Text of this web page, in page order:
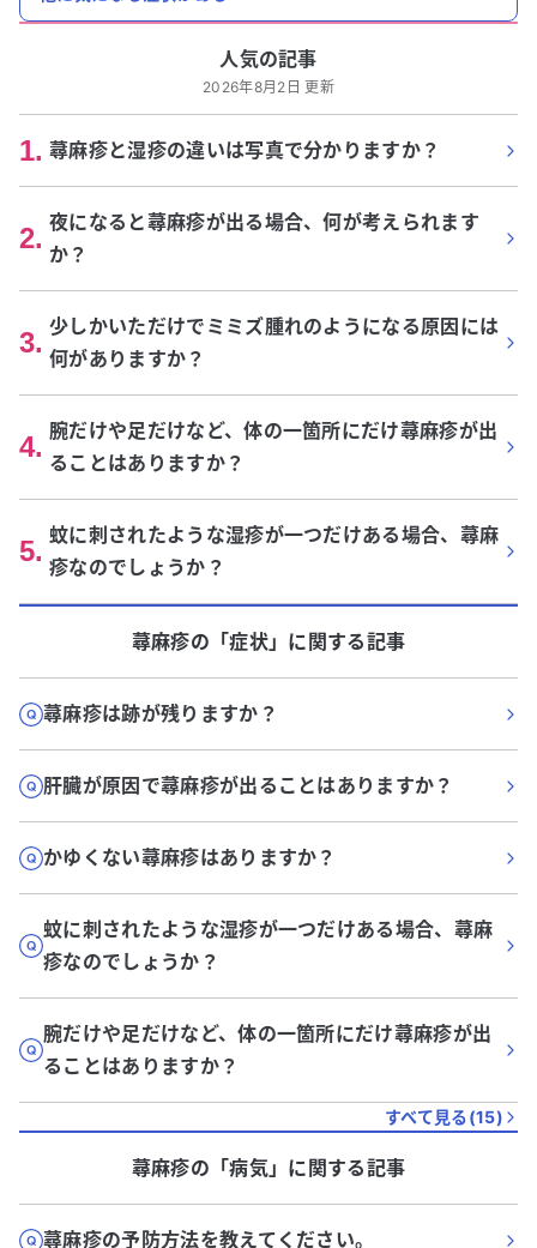
人気の記事
2026年8月2日 更新
1. 蕁麻疹と湿疹の違いは写真で分かりますか？
2. 夜になると蕁麻疹が出る場合、何が考えられます
か？
3. 少しかいただけでミミズ腫れのようになる原因には
何がありますか？
4. 腕だけや足だけなど、体の一箇所にだけ蕁麻疹が出
ることはありますか？
5. 蚊に刺されたような湿疹が一つだけある場合、蕁麻
疹なのでしょうか？
蕁麻疹の「症状」に関する記事
蕁麻疹は跡が残りますか？
肝臓が原因で蕁麻疹が出ることはありますか？
かゆくない蕁麻疹はありますか？
蚊に刺されたような湿疹が一つだけある場合、蕁麻
疹なのでしょうか？
腕だけや足だけなど、体の一箇所にだけ蕁麻疹が出
ることはありますか？
すべて見る(15)
蕁麻疹の「病気」に関する記事
蕁麻疹の予防方法を教えてください。